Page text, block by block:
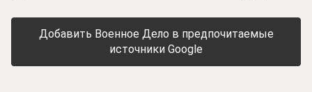
Добавить Военное Дело в предпочитаемые
источники Google